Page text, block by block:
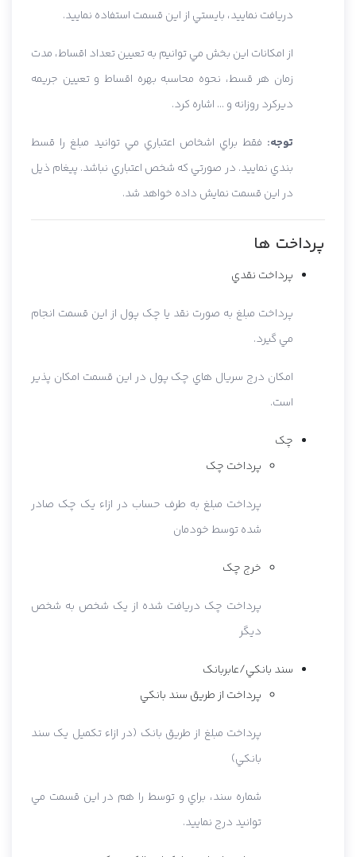
دريافت نماييد، بايستي از اين قسمت استفاده نماييد.
از امکانات اين بخش مي توانيم به تعيين تعداد اقساط، مدت
زمان هر قسط، نحوه محاسبه بهره اقساط و تعيين جريمه
ديرکرد روزانه و ... اشاره کرد.
توجه: فقط براي اشخاص اعتباري مي توانيد مبلغ را قسط
بندي نماييد. در صورتي که شخص اعتباري نباشد. پيغام ذيل
در اين قسمت نمايش داده خواهد شد.
پرداخت ها
پرداخت نقدي
پرداخت مبلغ به صورت نقد يا چک پول از اين قسمت انجام
مي گيرد.
امکان درج سريال هاي چک پول در اين قسمت امکان پذير
است.
چک
پرداخت چک
پرداخت مبلغ به طرف حساب در ازاء يک چک صادر
شده توسط خودمان
خرج چک
پرداخت چک دريافت شده از يک شخص به شخص
ديگر
سند بانکي/عابربانک
پرداخت از طريق سند بانکي
پرداخت مبلغ از طريق بانک (در ازاء تکميل يک سند
بانکي)
شماره سند، براي و توسط را هم در اين قسمت مي
توانيد درج نماييد.